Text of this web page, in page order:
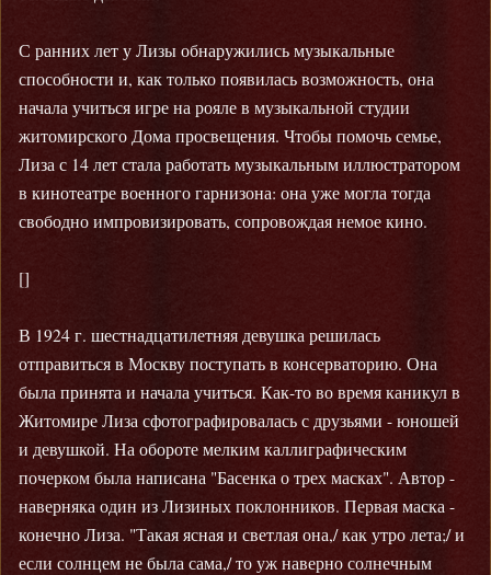
С ранних лет у Лизы обнаружились музыкальные
способности и, как только появилась возможность, она
начала учиться игре на рояле в музыкальной студии
житомирского Дома просвещения. Чтобы помочь семье,
Лиза с 14 лет стала работать музыкальным иллюстратором
в кинотеатре военного гарнизона: она уже могла тогда
свободно импровизировать, сопровождая немое кино.
[]
В 1924 г. шестнадцатилетняя девушка решилась
отправиться в Москву поступать в консерваторию. Она
была принята и начала учиться. Как-то во время каникул в
Житомире Лиза сфотографировалась с друзьями - юношей
и девушкой. На обороте мелким каллиграфическим
почерком была написана "Басенка о трех масках". Автор -
наверняка один из Лизиных поклонников. Первая маска -
конечно Лиза. "Такая ясная и светлая она,/ как утро лета;/ и
если солнцем не была сама,/ то уж наверно солнечным